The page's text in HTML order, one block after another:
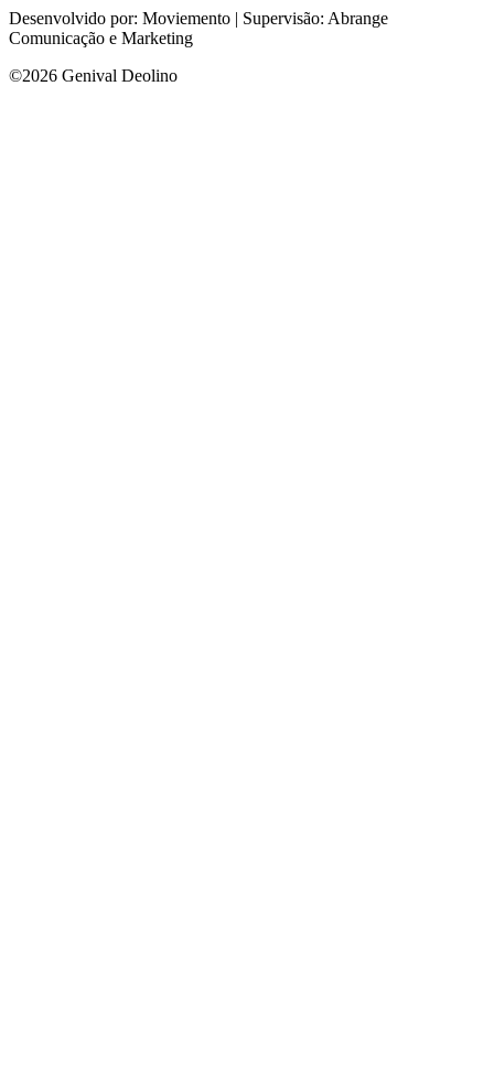
Desenvolvido por: Moviemento | Supervisão: Abrange
Comunicação e Marketing
©2026 Genival Deolino